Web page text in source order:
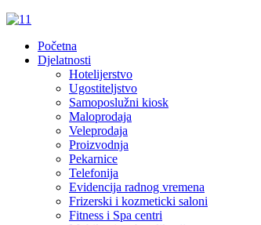
Početna
Djelatnosti
Hotelijerstvo
Ugostiteljstvo
Samoposlužni kiosk
Maloprodaja
Veleprodaja
Proizvodnja
Pekarnice
Telefonija
Evidencija radnog vremena
Frizerski i kozmeticki saloni
Fitness i Spa centri